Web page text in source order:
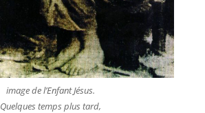
image de l’Enfant Jésus.
Quelques temps plus tard,